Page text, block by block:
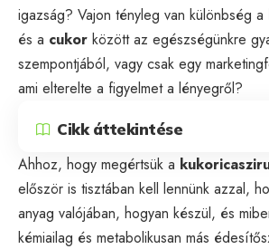
igazság? Vajon tényleg van különbség a
és a cukor között az egészségünkre
szempontjából, vagy csak egy
ami elterelte a figyelmet a lényegről?
Cikk áttekintése
Ahhoz, hogy megértsük a
először is tisztában kell lennünk azzal,
anyag valójában, hogyan készül, és
kémiailag és metabolikusan más